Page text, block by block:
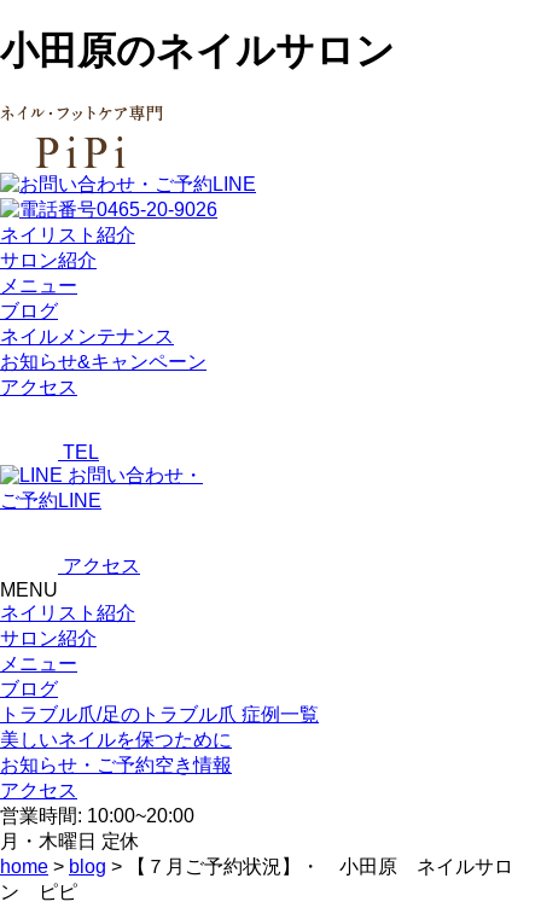
小田原のネイルサロン
ネイリスト紹介
サロン紹介
メニュー
ブログ
ネイルメンテナンス
お知らせ&キャンペーン
アクセス
TEL
お問い合わせ・
ご予約LINE
アクセス
MENU
ネイリスト紹介
サロン紹介
メニュー
ブログ
トラブル爪/足のトラブル爪 症例一覧
美しいネイルを保つために
お知らせ・ご予約空き情報
アクセス
営業時間: 10:00~20:00
月・木曜日 定休
home > blog > 【７月ご予約状況】・ 小田原 ネイルサロ
ン ピピ